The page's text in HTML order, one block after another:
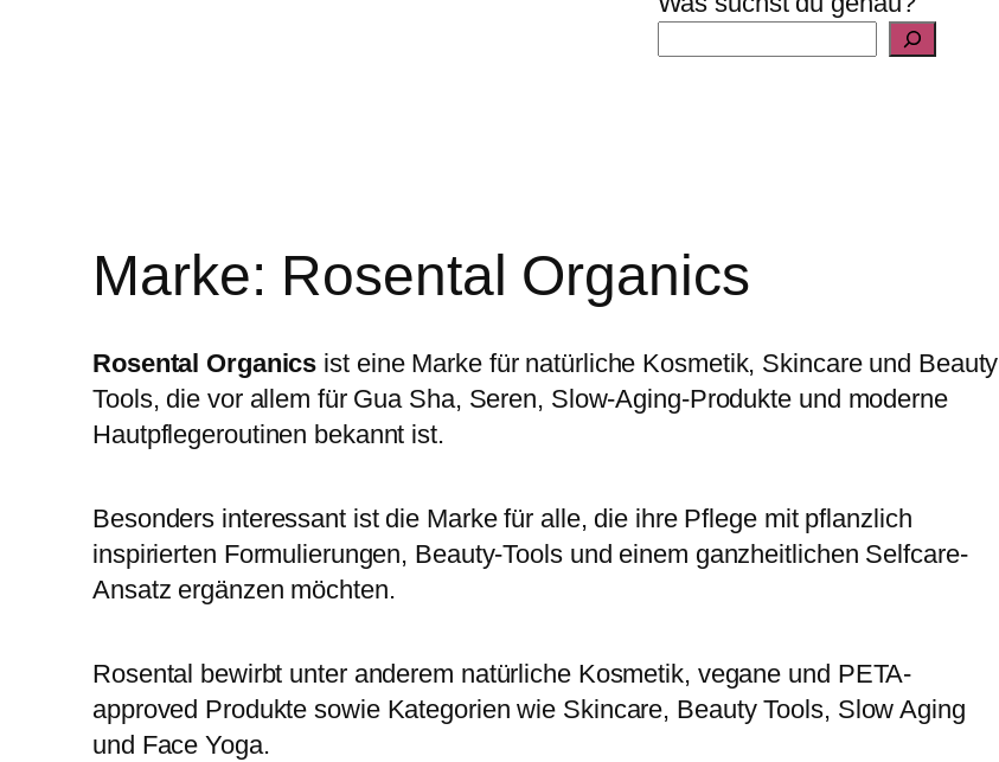
Marke: Rosental Organics
Rosental Organics ist eine Marke für natürliche Kosmetik, Skincare und Beauty
Tools, die vor allem für Gua Sha, Seren, Slow-Aging-Produkte und moderne
Hautpflegeroutinen bekannt ist.
Besonders interessant ist die Marke für alle, die ihre Pflege mit pflanzlich
inspirierten Formulierungen, Beauty-Tools und einem ganzheitlichen Selfcare-
Ansatz ergänzen möchten.
Rosental bewirbt unter anderem natürliche Kosmetik, vegane und PETA-
approved Produkte sowie Kategorien wie Skincare, Beauty Tools, Slow Aging
und Face Yoga.